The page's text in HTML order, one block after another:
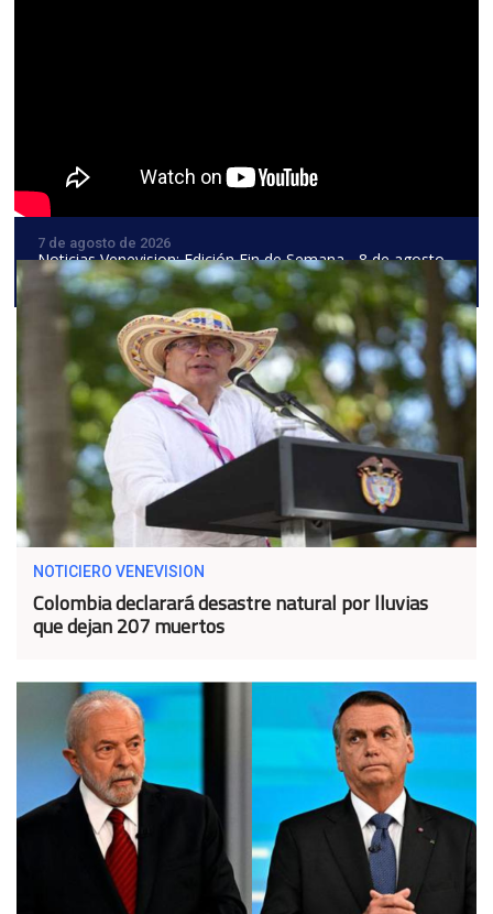
7 de agosto de 2026
Noticias Venevision: Edición Fin de Semana - 8 de agosto
de 2026
NOTICIERO VENEVISION
Colombia declarará desastre natural por lluvias
que dejan 207 muertos